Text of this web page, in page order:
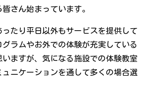
さん始まっています。
たり平日以外もサービスを提供して
ラムやお外での体験が充実している
ますが、気になる施設での体験教室
ニケーションを通して多くの場合選